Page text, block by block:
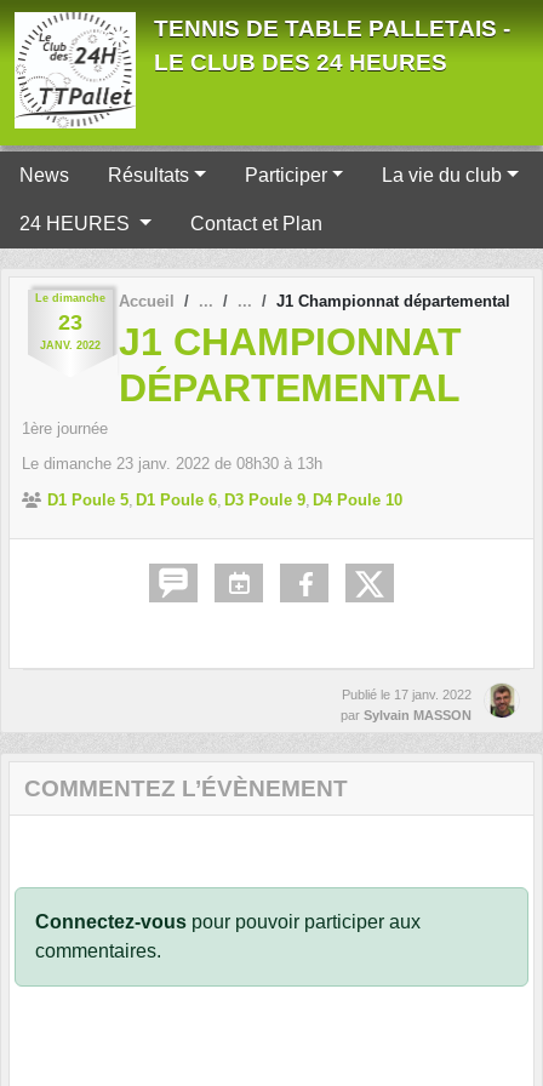
TENNIS DE TABLE PALLETAIS -
LE CLUB DES 24 HEURES
News Résultats Participer La vie du club
24 HEURES Contact et Plan
Le dimanche
23
JANV. 2022
Accueil J1 Championnat départemental
J1 CHAMPIONNAT
DÉPARTEMENTAL
1ère journée
Le dimanche 23 janv. 2022 de 08h30 à 13h
D1 Poule 5 D1 Poule 6 D3 Poule 9 D4 Poule 10
Publié le 17 janv. 2022
par Sylvain MASSON
COMMENTEZ L’ÉVÈNEMENT
Connectez-vous pour pouvoir participer aux
commentaires.
Panneau de gestion des cookies